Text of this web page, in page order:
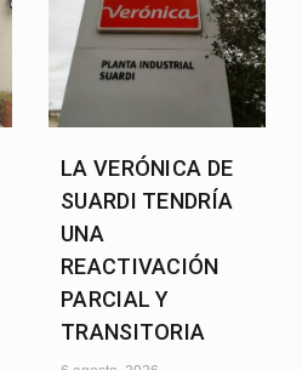
LA VERÓNICA DE
SUARDI TENDRÍA
UNA
REACTIVACIÓN
PARCIAL Y
TRANSITORIA